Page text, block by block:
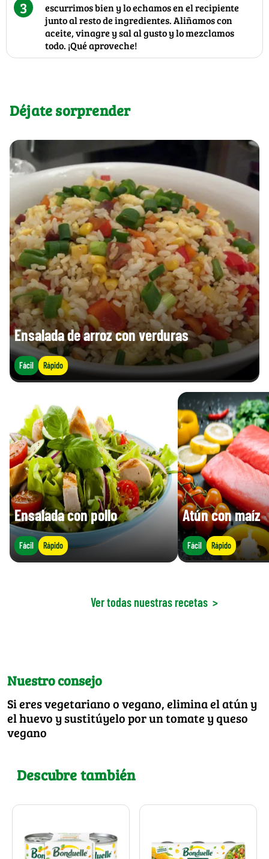
3
escurrimos bien y lo echamos en el recipiente
junto al resto de ingredientes. Aliñamos con
aceite, vinagre y sal al gusto y lo mezclamos
todo. ¡Qué aproveche!
Déjate sorprender
Ensalada de arroz con verduras
Fácil Rápido
Ensalada con pollo
Fácil Rápido
Atún con maíz
Fácil Rápido
Ver todas nuestras recetas >
Nuestro consejo
Si eres vegetariano o vegano, elimina el atún y
el huevo y sustitúyelo por un tomate y queso
vegano
Descubre también